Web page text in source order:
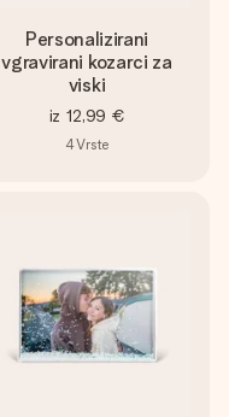
Personalizirani
vgravirani kozarci za
viski
iz 12,99 €
4Vrste